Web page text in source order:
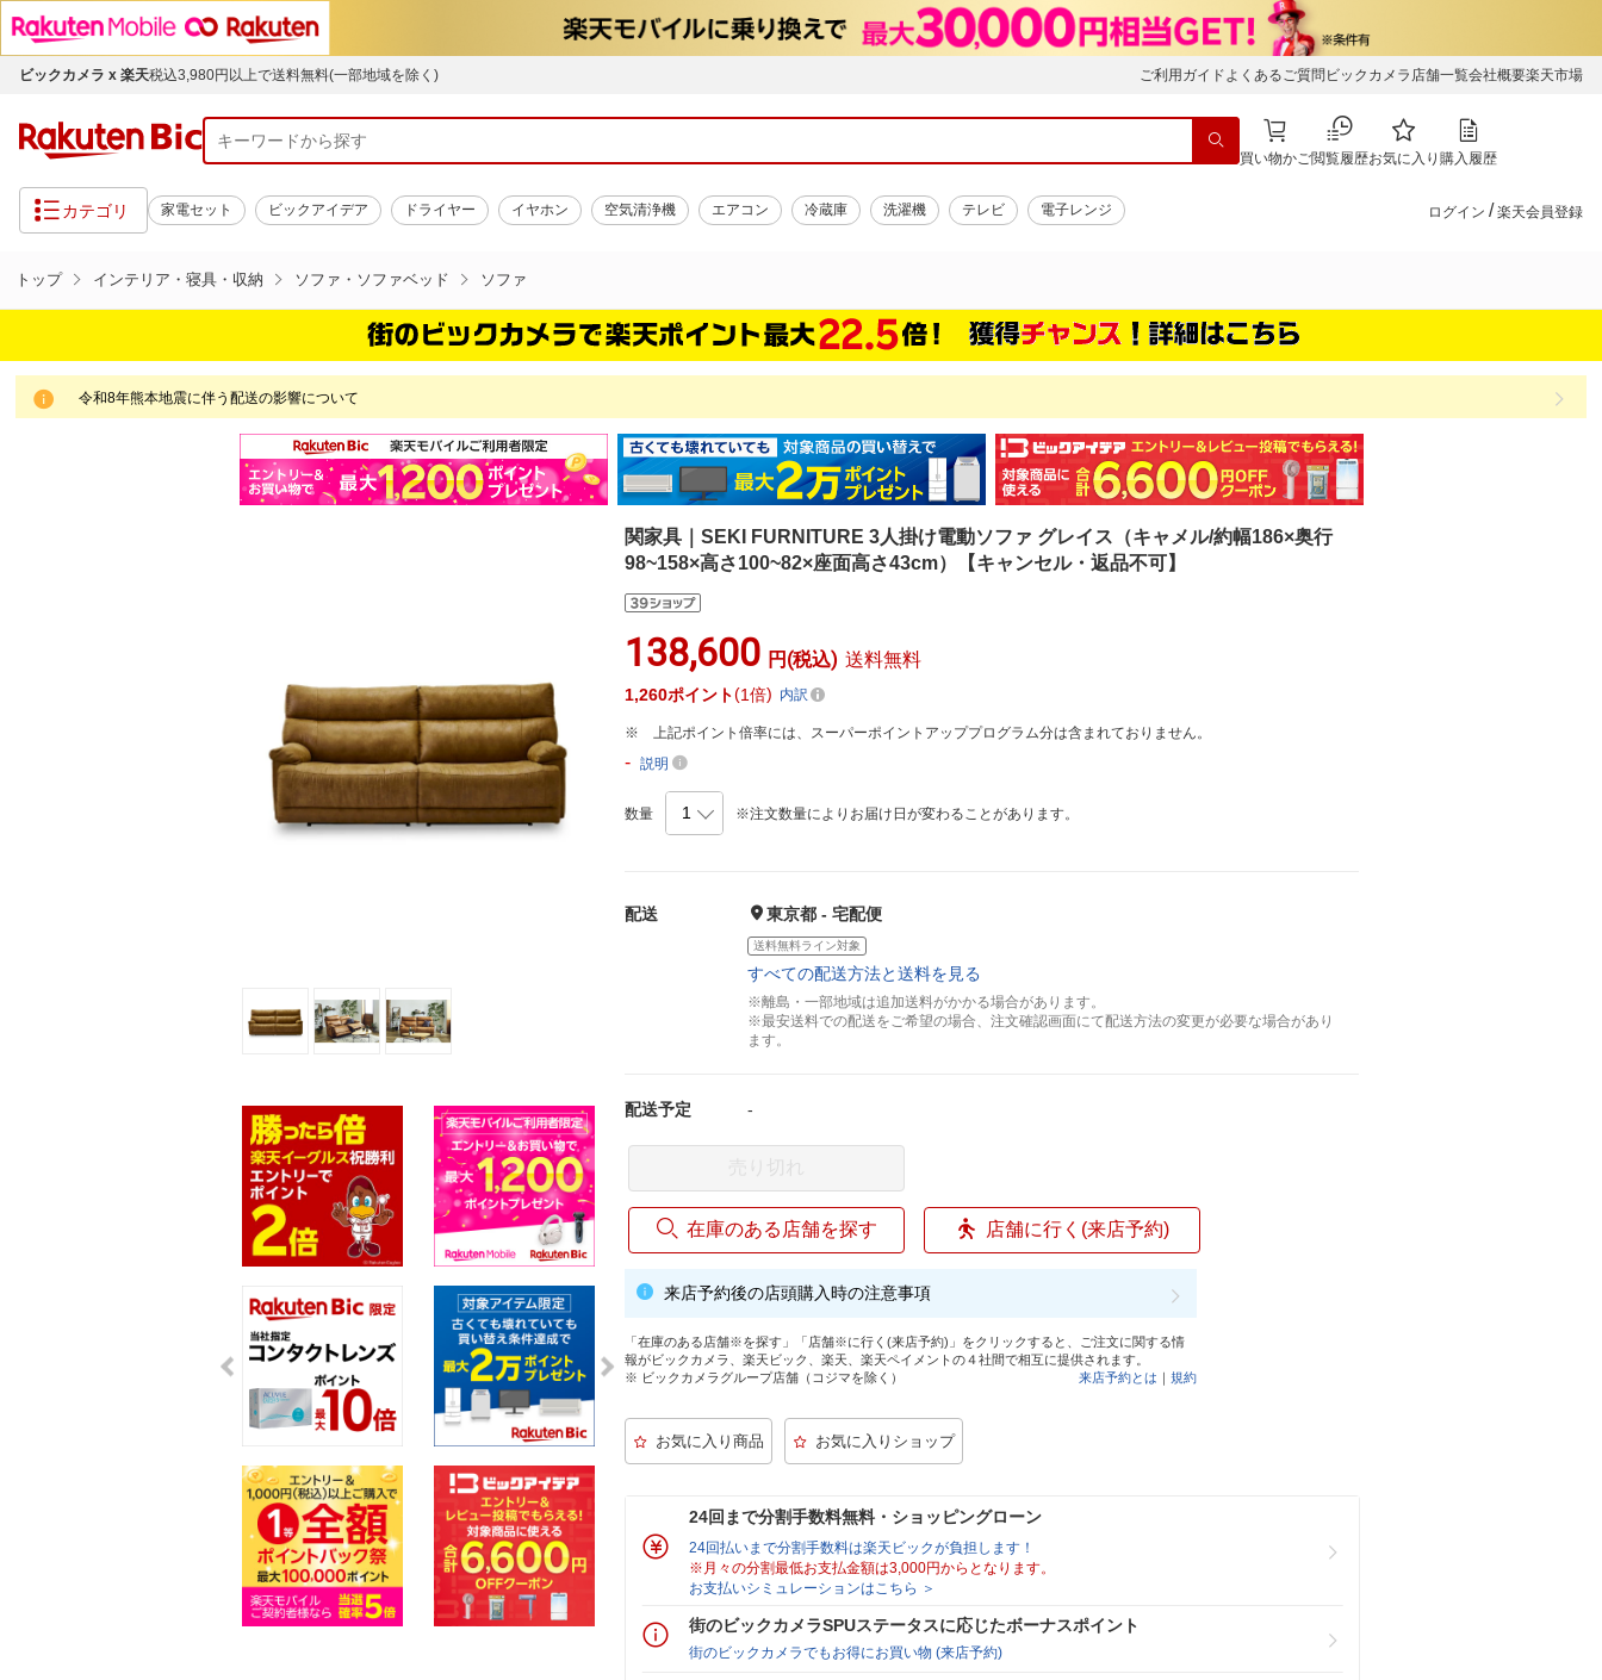
ビックカメラ x 楽天税込3,980円以上で送料無料(一部地域を除く) ご利用ガイド よくあるご質問 ビックカメラ店舗一覧会社概要楽天市場
買い物かご閲覧履歴お気に入り 購入履歴
カテゴリ 家電セット ビックアイデア ドライヤー イヤホン 空気清浄機 エアコン 冷蔵庫 洗濯機 テレビ 電子レンジ ログイン / 楽天会員登録
トップ インテリア・寝具・収納 ソファ・ソファベッド ソファ
令和8年熊本地震に伴う配送の影響について
関家具｜SEKI FURNITURE 3人掛け電動ソファ グレイス（キャメル/約幅186×奥行
98~158×高さ100~82×座面高さ43cm）【キャンセル・返品不可】
138,600 円(税込) 送料無料
1,260ポイント 1倍 内訳
上記ポイント倍率には、スーパーポイントアッププログラム分は含まれておりません。
-説明
数量 ※注文数量によりお届け日が変わることがあります。
配送 東京都 - 宅配便
送料無料ライン対象
すべての配送方法と送料を見る
※離島・一部地域は追加送料がかかる場合があります。
※最安送料での配送をご希望の場合、注文確認画面にて配送方法の変更が必要な場合があり
ます。
配送予定 -
在庫のある店舗を探す 店舗に行く(来店予約)
来店予約後の店頭購入時の注意事項
「在庫のある店舗※を探す」「店舗※に行く(来店予約)」をクリックすると、ご注文に関する情
報がビックカメラ、楽天ビック、楽天、楽天ペイメントの４社間で相互に提供されます。
※ ビックカメラグループ店舗（コジマを除く）
来店予約とは ｜規約
24回まで分割手数料無料・ショッピングローン
24回払いまで分割手数料は楽天ビックが負担します！
※月々の分割最低お支払金額は3,000円からとなります。
お支払いシミュレーションはこちら ＞
街のビックカメラSPUステータスに応じたボーナスポイント
街のビックカメラでもお得にお買い物 (来店予約)